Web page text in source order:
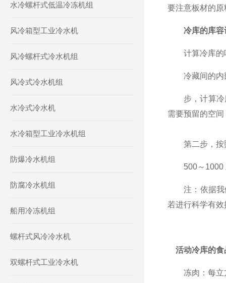
水冷螺杆式低温冷冻机组
风冷箱型工业冷水机
风冷螺杆式冷水机组
风冷式冷水机组
水冷式冷水机
水冷箱型工业冷水机组
防爆冷水机组
防腐冷水机组
船用冷冻机组
螺杆式风冷冷水机
双螺杆式工业冷水机
要注意板材的
冷库的库容
计算冷库的吨
冷藏间的内
步，计算冷库
需要预留的空
第二步，按照
500～1000 立
注：依据我们
若进行科学有
活动冷库的
冻肉：每立